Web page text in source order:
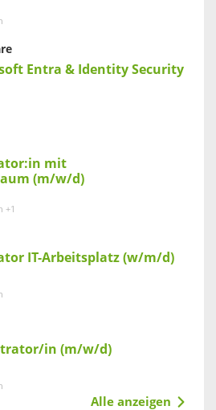
Entra & Identity Security
mit
(m/w/d)
+1
IT-Arbeitsplatz (w/m/d)
in (m/w/d)
Alle anzeigen